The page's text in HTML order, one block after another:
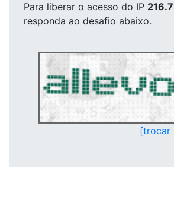
Para liberar o acesso do IP
responda ao desafio abaixo.
[trocar